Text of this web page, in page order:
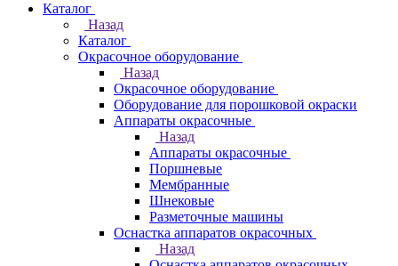
Каталог
Назад
Каталог
Окрасочное оборудование
Назад
Окрасочное оборудование
Оборудование для порошковой окраски
Аппараты окрасочные
Назад
Аппараты окрасочные
Поршневые
Мембранные
Шнековые
Разметочные машины
Оснастка аппаратов окрасочных
Назад